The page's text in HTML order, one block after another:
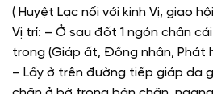
( Huyệt Lạc nối với kinh Vị, giao
Vị trí: – Ở sau đốt 1 ngón chân
trong (Giáp ất, Đồng nhân, Phát
– Lấy ở trên đường tiếp giáp da